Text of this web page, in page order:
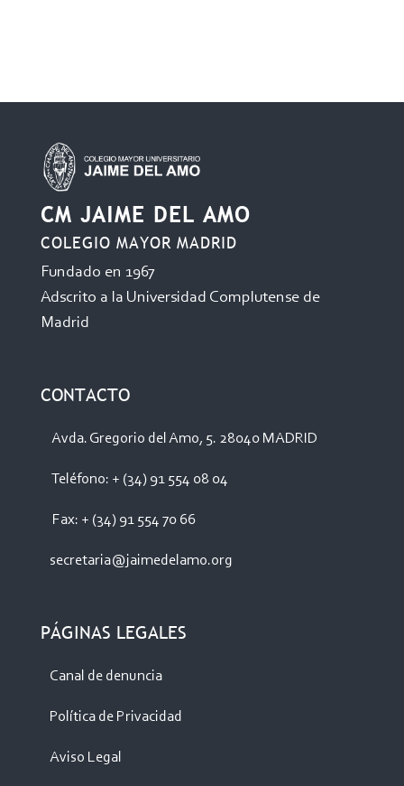
CM JAIME DEL AMO
COLEGIO MAYOR MADRID
Fundado en 1967
Adscrito a la Universidad Complutense de
Madrid
CONTACTO
Avda. Gregorio del Amo, 5. 28040 MADRID
Teléfono: + (34) 91 554 08 04
Fax: + (34) 91 554 70 66
secretaria@jaimedelamo.org
PÁGINAS LEGALES
Canal de denuncia
Política de Privacidad
Aviso Legal